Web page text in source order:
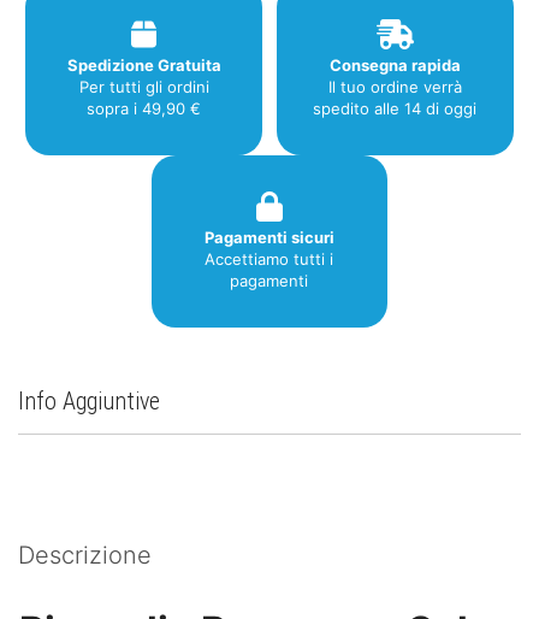
Spedizione Gratuita
Per tutti gli ordini
sopra i 49,90 €
Consegna rapida
Il tuo ordine verrà
spedito alle 14 di oggi
Pagamenti sicuri
Accettiamo tutti i
pagamenti
Info Aggiuntive
Descrizione